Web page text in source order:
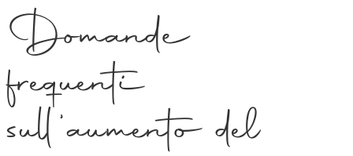
Domande
frequenti
sull'aumento del